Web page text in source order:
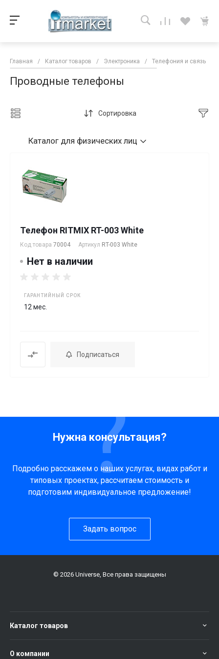
Главная / Каталог товаров / Электроника / Телефония и связь
Проводные телефоны
Сортировка
Каталог для физических лиц
Телефон RITMIX RT-003 White
Код товара 70004 Артикул RT-003 White
Нет в наличии
ГАРАНТИЙНЫЙ СРОК
12 мес.
Подписаться
Нужна консультация?
Подробно расскажем о наших услугах, видах работ и
типовых проектах, рассчитаем стоимость и
подготовим индивидуальное предложение!
Задать вопрос
© 2026 Universe, Все права защищены
Каталог товаров
О компании